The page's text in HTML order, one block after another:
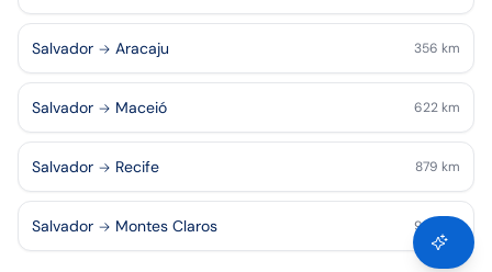
Salvador Aracaju 356 km
Salvador Maceió 622 km
Salvador Recife 879 km
Salvador Montes Claros 925